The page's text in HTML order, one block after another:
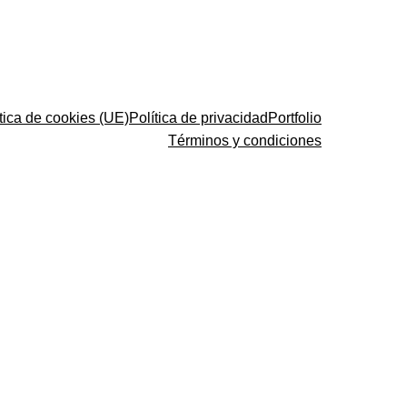
de cookies (UE)Política de privacidad Portfolio
Términos y condiciones